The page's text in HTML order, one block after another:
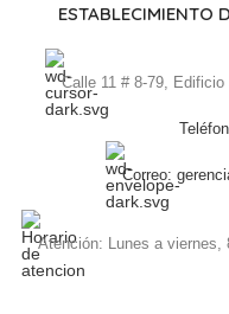
ESTABLECIMIENTO
Calle 11 # 8-79,
Correo:
Atención: Lunes a viernes,